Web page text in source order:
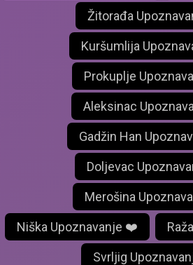
Žitorađa
Kuršumlija
Prokuplje
Aleksinac
Gadžin Han
Doljevac
Merošina
Niška Upoznavanje ❤️
Svrljig